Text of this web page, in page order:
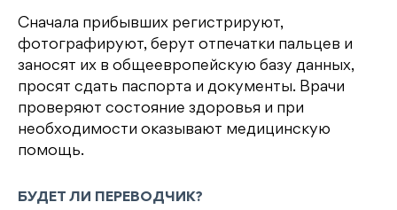
Сначала прибывших регистрируют,
фотографируют, берут отпечатки пальцев и
заносят их в общеевропейскую базу данных,
просят сдать паспорта и документы. Врачи
проверяют состояние здоровья и при
необходимости оказывают медицинскую
помощь.
БУДЕТ ЛИ ПЕРЕВОДЧИК?